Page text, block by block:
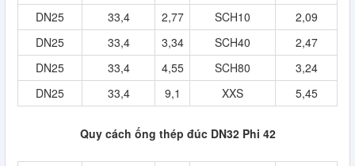
DN25
33,4 2,77 SCH10
2,09
DN25
33,4 3,34 SCH40
2,47
DN25
33,4 4,55 SCH80
3,24
DN25
33,4 9,1 XXS 5,45
Quy cách ống thép đúc DN32 Phi 42